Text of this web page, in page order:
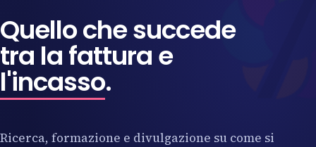
Quello che succede
tra la fattura e
l'incasso.
Ricerca, formazione e divulgazione su come si